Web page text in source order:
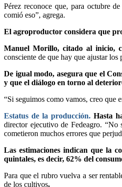
Pérez reconoce que, para octubre
comió eso”, agrega.
El agroproductor considera que
Manuel Morillo, citado al inicio,
consciente de que hay que ajustar
De igual modo, asegura que el
y que el diálogo en torno al
“Si seguimos como vamos, creo que
Estatus de la producción.Hasta
director ejecutivo de Fedeagro. “No
cometieron muchos errores que
Las estimaciones indican que la
quintales, es decir, 62% del
Para que el rubro vuelva a ser
de los cultivos.